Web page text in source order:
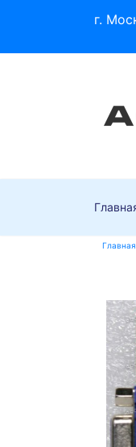
г.
Главная